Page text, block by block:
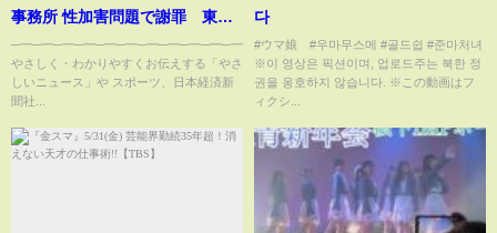
事務所 性加害問題で謝罪 東山
紀之氏新社長に 記者会見
─━─━─━─━─━─━─━─━─━─━─━─━─━─━─
やさしく・わかりやすくお伝えする「やさ
しいニュース」や スポーツ、日本経済新
聞社...
다
#ウマ娘 #우마무스메 #골드쉽 #준마처녀
※이 영상은 픽션이며, 업로드주는 북한 정
권을 옹호하지 않습니다. ※この動画はフ
ィクシ...